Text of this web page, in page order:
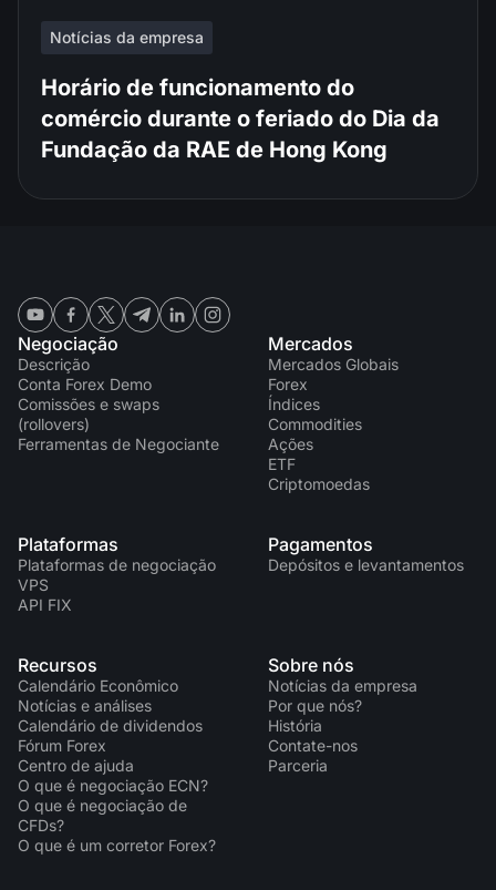
Notícias da empresa
Horário de funcionamento do
comércio durante o feriado do Dia da
Fundação da RAE de Hong Kong
Negociação
Descrição
Conta Forex Demo
Comissões e swaps
(rollovers)
Ferramentas de Negociante
Mercados
Mercados Globais
Forex
Índices
Commodities
Ações
ETF
Criptomoedas
Plataformas
Plataformas de negociação
VPS
API FIX
Pagamentos
Depósitos e levantamentos
Recursos
Calendário Econômico
Notícias e análises
Calendário de dividendos
Fórum Forex
Centro de ajuda
O que é negociação ECN?
O que é negociação de
CFDs?
O que é um corretor Forex?
Sobre nós
Notícias da empresa
Por que nós?
História
Contate-nos
Parceria